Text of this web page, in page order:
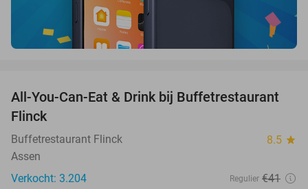
33%
All-You-Can-Eat & Drink bij Buffetrestaurant
Flinck
Buffetrestaurant Flinck 8.5 star
Assen
Verkocht: 3.204
Regulier €41